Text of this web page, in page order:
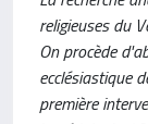
religieuses du
On procède
ecclésiastique
première